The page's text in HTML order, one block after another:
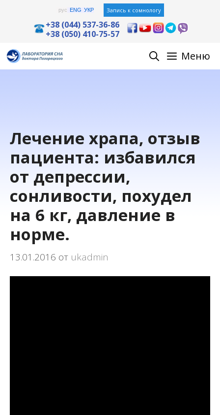
содержимому
рус ENG УКР Запись к сомнологу
+38 (044) 537-36-86
+38 (050) 410-75-57
Меню
Лечение храпа, отзыв
пациента: избавился
от депрессии,
сонливости, похудел
на 6 кг, давление в
норме.
13.01.2016 от ukadmin